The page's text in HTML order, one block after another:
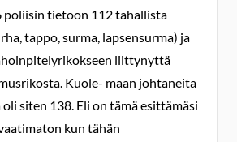
poliisin tietoon 112 tahallista
tappo, surma, lapsensurma) ja
liittynyttä
Kuole- maan johtaneita
siten 138. Eli on tämä esittämäsi
kun tähän